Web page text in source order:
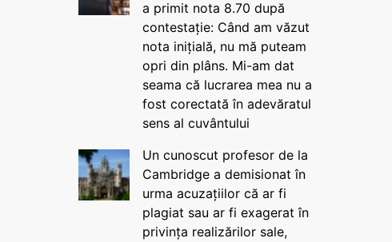
a primit nota 8.70 după
contestație: Când am văzut
nota inițială, nu mă puteam
opri din plâns. Mi-am dat
seama că lucrarea mea nu a
fost corectată în adevăratul
sens al cuvântului
Un cunoscut profesor de la
Cambridge a demisionat în
urma acuzațiilor că ar fi
plagiat sau ar fi exagerat în
privința realizărilor sale,